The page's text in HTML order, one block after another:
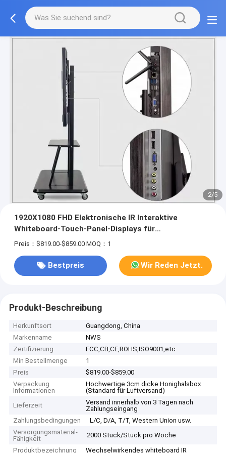
2/5
1920X1080 FHD Elektronische IR Interaktive
Whiteboard-Touch-Panel-Displays für
Klassenzimmer
Preis：$819.00-$859.00 MOQ：1
Bestpreis Wir Reden Jetzt.
Produkt-Beschreibung
Herkunftsort
Guangdong, China
Markenname
NWS
Zertifizierung
FCC,CB,CE,ROHS,ISO9001,etc
Min Bestellmenge
1
Preis
$819.00-$859.00
Verpackung
Informationen
Hochwertige 3cm dicke Honighalsbox
(Standard für Luftversand)
Lieferzeit
Versand innerhalb von 3 Tagen nach
Zahlungseingang
Zahlungsbedingungen
L/C, D/A, T/T, Western Union usw.
Versorgungsmaterial-
Fähigkeit
2000 Stück/Stück pro Woche
Produktbezeichnung
Wechselwirkendes whiteboard IR